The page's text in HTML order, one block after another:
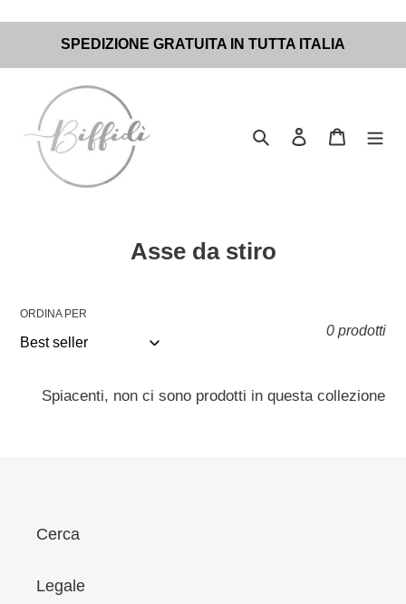
contenuti
SPEDIZIONE GRATUITA IN TUTTA ITALIA
Cerca Accedi Carrello
C
z
Asse da stiro
ORDINA PER
0 prodotti
Spiacenti, non ci sono prodotti in questa collezione
Cerca
Legale